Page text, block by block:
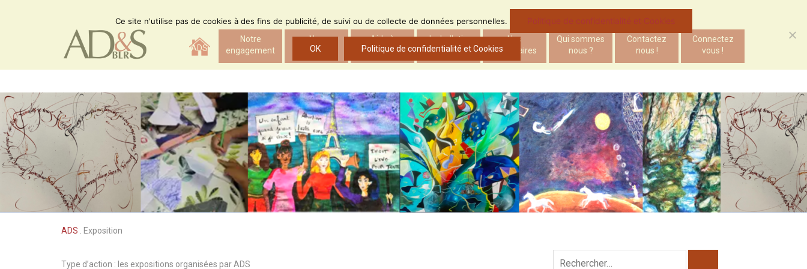
ADS
Notre
engagement
Nos
actions
Aide à
l’insertion
Le bulletin
d’ADS
Nos
partenaires
Qui sommes
nous ?
Contactez
nous !
Connectez
vous !
ADS Exposition
Type d’action : les expositions organisées par ADS
Ce site n'utilise pas de cookies à des fins de publicité, de suivi ou de collecte de données personnelles. Politique de confidentialité et Cookies
OK Politique de confidentialité et Cookies